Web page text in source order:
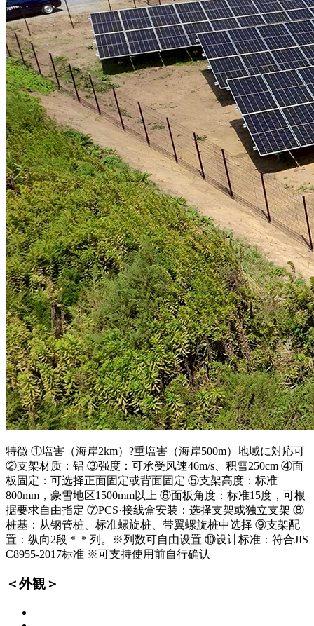
特徴 ①塩害（海岸2km）?重塩害（海岸500m）地域に対応可
②支架材质：铝 ③强度：可承受风速46m/s、积雪250cm ④面
板固定：可选择正面固定或背面固定 ⑤支架高度：标准
800mm，豪雪地区1500mm以上 ⑥面板角度：标准15度，可根
据要求自由指定 ⑦PCS·接线盒安装：选择支架或独立支架 ⑧
桩基：从钢管桩、标准螺旋桩、带翼螺旋桩中选择 ⑨支架配
置：纵向2段＊＊列。※列数可自由设置 ⑩设计标准：符合JIS
C8955-2017标准 ※可支持使用前自行确认
＜外観＞